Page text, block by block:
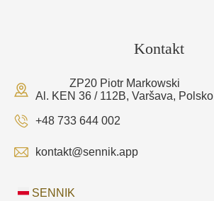
Kontakt
ZP20 Piotr Markowski
Al. KEN 36 / 112B, Varšava, Polsko
+48 733 644 002
kontakt@sennik.app
SENNIK